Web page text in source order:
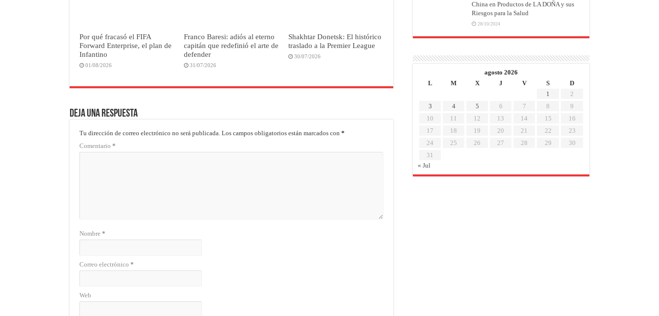
Por qué fracasó el FIFA
Forward Enterprise, el plan de
Infantino
01/08/2026
Franco Baresi: adiós al eterno
capitán que redefinió el arte de
defender
31/07/2026
Shakhtar Donetsk: El histórico
traslado a la Premier League
30/07/2026
Deja una respuesta
Tu dirección de correo electrónico no será publicada. Los campos obligatorios están marcados con *
Comentario *
Nombre *
Correo electrónico *
Web
China en Productos de LA DOÑA y sus
Riesgos para la Salud
28/10/2024
agosto 2026
L
M X J V S
D
1
2
3
4 5 6 7 8
9
10
11 12 13 14 15
16
17
18 19 20 21 22
23
24
25 26 27 28 29
30
31
« Jul